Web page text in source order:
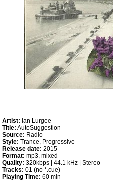
Artist: Ian Lurgee
Title: AutoSuggestion
Source: Radio
Style: Trance, Progressive
Release date: 2015
Format: mp3, mixed
Quality: 320kbps | 44.1 kHz | Stereo
Tracks: 01 (no *.cue)
Playing Time: 60 min